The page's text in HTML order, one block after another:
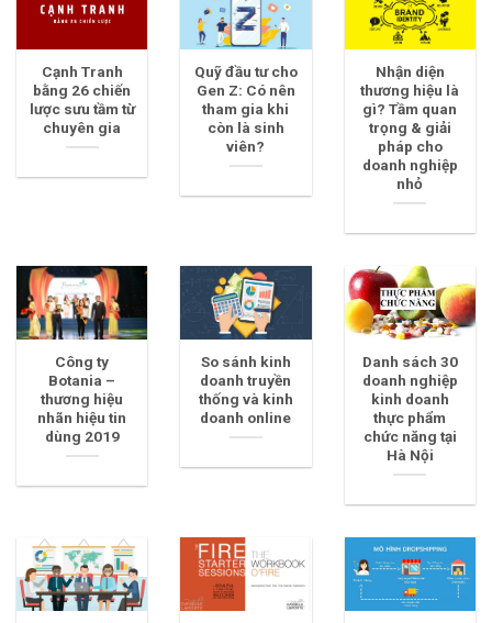
Cạnh Tranh
bằng 26 chiến
lược sưu tầm từ
chuyên gia
Quỹ đầu tư cho
Gen Z: Có nên
tham gia khi
còn là sinh
viên?
Nhận diện
thương hiệu là
gì? Tầm quan
trọng & giải
pháp cho
doanh nghiệp
nhỏ
Công ty
Botania –
thương hiệu
nhãn hiệu tin
dùng 2019
So sánh kinh
doanh truyền
thống và kinh
doanh online
Danh sách 30
doanh nghiệp
kinh doanh
thực phẩm
chức năng tại
Hà Nội